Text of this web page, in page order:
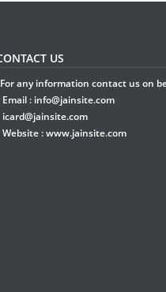
US
For any information contact us on
Email : info@jainsite.com
icard@jainsite.com
Website :www.jainsite.com